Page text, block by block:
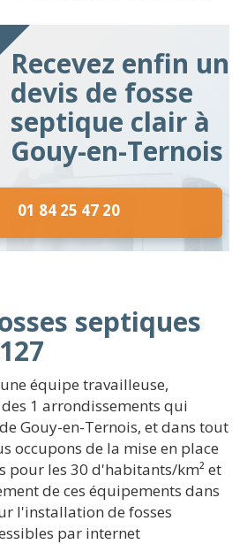
Recevez enfin un
devis de fosse
septique clair à
Gouy-en-Ternois
01 84 25 47 20
septiques
équipe travailleuse,
1 arrondissements qui
Gouy-en-Ternois, et dans tout
occupons de la mise en place
pour les 30 d'habitants/km² et
de ces équipements dans
l'installation de fosses
par internet